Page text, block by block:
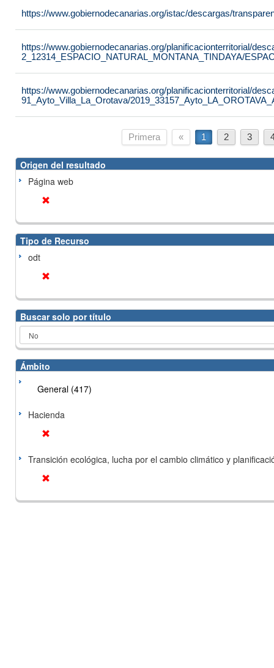
https://www.gobiernodecanarias.org/istac/descargas/
https://www.gobiernodecanarias.org/planificacionterritorial/
2_12314_ESPACIO_NATURAL_MONTANA_TINDAYA/
https://www.gobiernodecanarias.org/planificacionterritorial/
91_Ayto_Villa_La_Orotava/
Primera « 1 2 3
Origen del resultado
Página web
Tipo de Recurso
odt
Buscar solo por título
Ámbito
General (417)
Hacienda
Transición ecológica, lucha por el cambio climático y